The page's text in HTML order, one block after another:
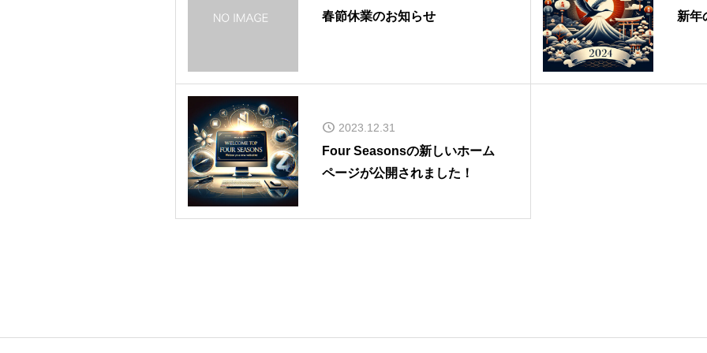
春節休業のお知らせ 新年
2023.12.31
Four Seasonsの新しいホーム
ページが公開されました！